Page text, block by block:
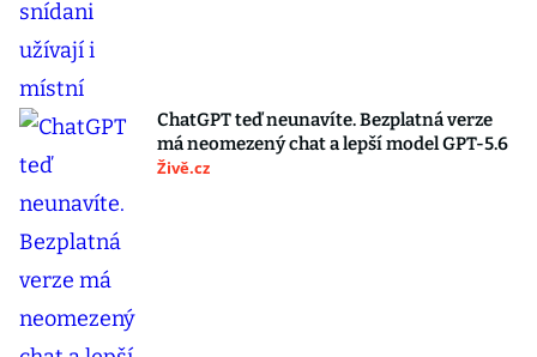
ChatGPT teď neunavíte. Bezplatná verze
má neomezený chat a lepší model GPT-5.6
Živě.cz